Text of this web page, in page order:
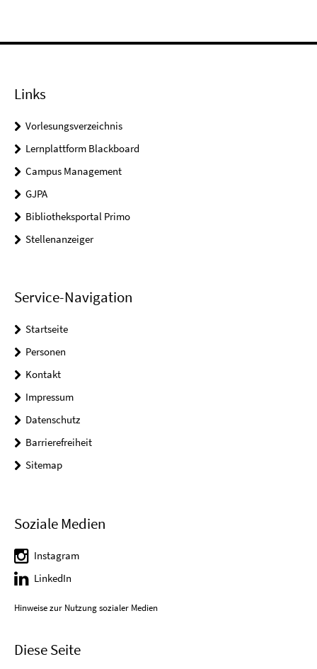
Links
Vorlesungsverzeichnis
Lernplattform Blackboard
Campus Management
GJPA
Bibliotheksportal Primo
Stellenanzeiger
Service-Navigation
Startseite
Personen
Kontakt
Impressum
Datenschutz
Barrierefreiheit
Sitemap
Soziale Medien
Instagram
LinkedIn
Hinweise zur Nutzung sozialer Medien
Diese Seite